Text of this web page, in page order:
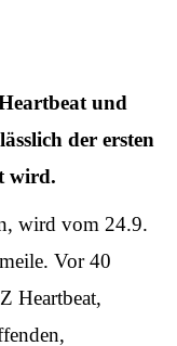
und
der ersten
wird.
wird vom 24.9.
Vor 40
Heartbeat,